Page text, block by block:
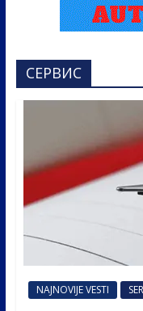
СЕРВИС
NAJNOVIJE VESTI